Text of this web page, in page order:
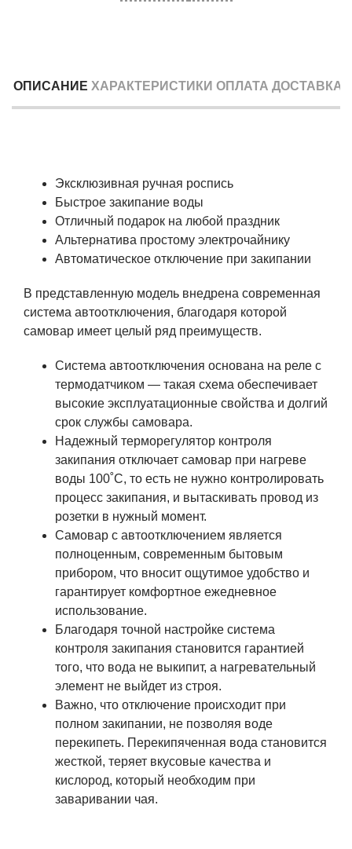
ОПИСАНИЕ ХАРАКТЕРИСТИКИ ОПЛАТА ДОСТАВКА
Эксклюзивная ручная роспись
Быстрое закипание воды
Отличный подарок на любой праздник
Альтернатива простому электрочайнику
Автоматическое отключение при закипании
В представленную модель внедрена современная
система автоотключения, благодаря которой
самовар имеет целый ряд преимуществ.
Система автоотключения основана на реле с
термодатчиком — такая схема обеспечивает
высокие эксплуатационные свойства и долгий
срок службы самовара.
Надежный терморегулятор контроля
закипания отключает самовар при нагреве
воды 100˚С, то есть не нужно контролировать
процесс закипания, и вытаскивать провод из
розетки в нужный момент.
Самовар с автоотключением является
полноценным, современным бытовым
прибором, что вносит ощутимое удобство и
гарантирует комфортное ежедневное
использование.
Благодаря точной настройке система
контроля закипания становится гарантией
того, что вода не выкипит, а нагревательный
элемент не выйдет из строя.
Важно, что отключение происходит при
полном закипании, не позволяя воде
перекипеть. Перекипяченная вода становится
жесткой, теряет вкусовые качества и
кислород, который необходим при
заваривании чая.